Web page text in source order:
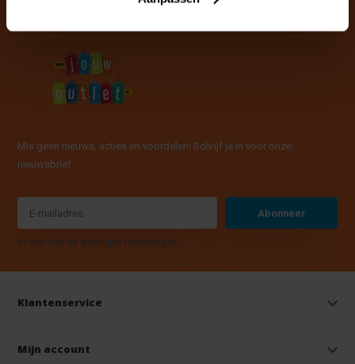
Mis geen nieuws, acties en voordelen! Schrijf je in voor onze
nieuwsbrief
Abonneer
* Lees hier de wettelijke beperkingen
Klantenservice
Mijn account